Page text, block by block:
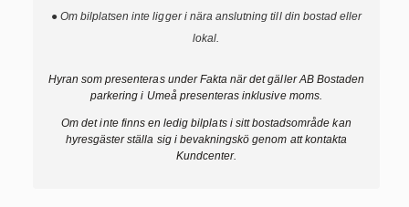
● Om bilplatsen inte ligger i nära anslutning till din bostad eller
lokal.
Hyran som presenteras under Fakta när det gäller AB Bostaden
parkering i Umeå presenteras inklusive moms.
Om det inte finns en ledig bilplats i sitt bostadsområde kan
hyresgäster ställa sig i bevakningskö genom att kontakta
Kundcenter.